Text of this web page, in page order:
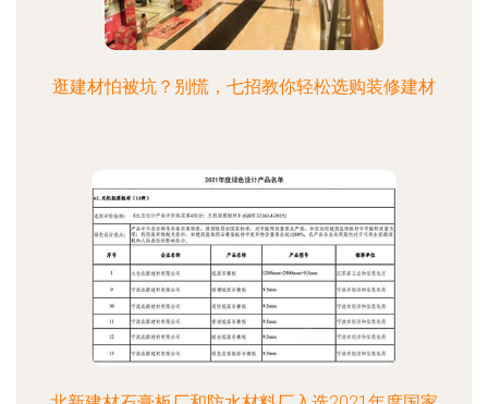
逛建材怕被坑？别慌，七招教你轻松选购装修建材